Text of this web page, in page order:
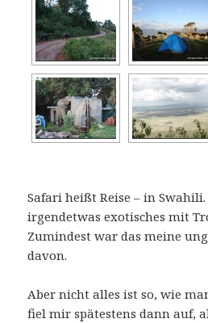
Safari heißt Reise – in
irgendetwas exotisches mit
Zumindest war das meine
davon.
Aber nicht alles ist so, wie
fiel mir spätestens dann auf,